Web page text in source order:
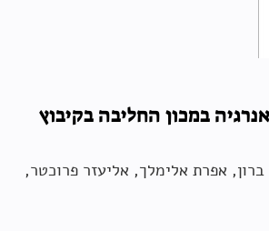
במכון החליבה בקיבוץ
אפרת אלימלך, אליעזר פרוכטר,